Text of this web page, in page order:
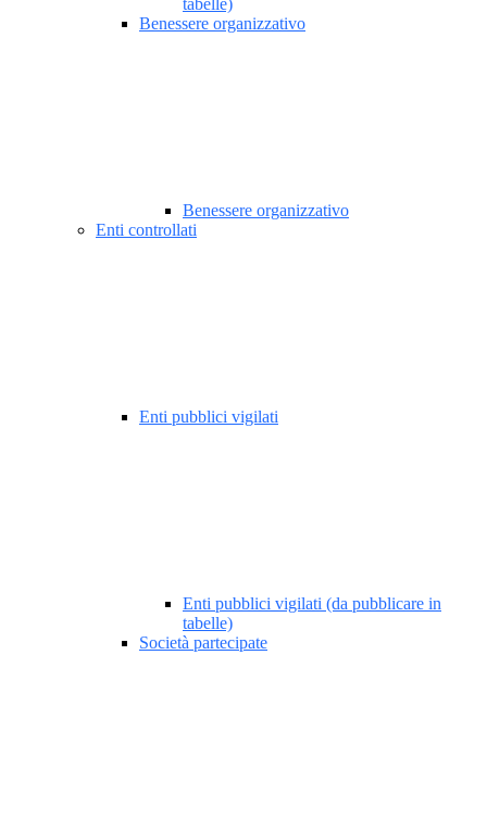
tabelle)
Benessere organizzativo
Benessere organizzativo
Enti controllati
Enti pubblici vigilati
Enti pubblici vigilati (da pubblicare in
tabelle)
Società partecipate